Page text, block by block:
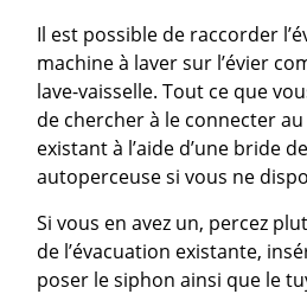
Il est possible de raccorder
machine à laver sur l’évier
lave-vaisselle. Tout ce que
de chercher à le connecter
existant à l’aide d’une bride
autoperceuse si vous ne
Si vous en avez un, percez
de l’évacuation existante,
poser le siphon ainsi que le